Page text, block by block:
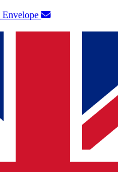
Envelope